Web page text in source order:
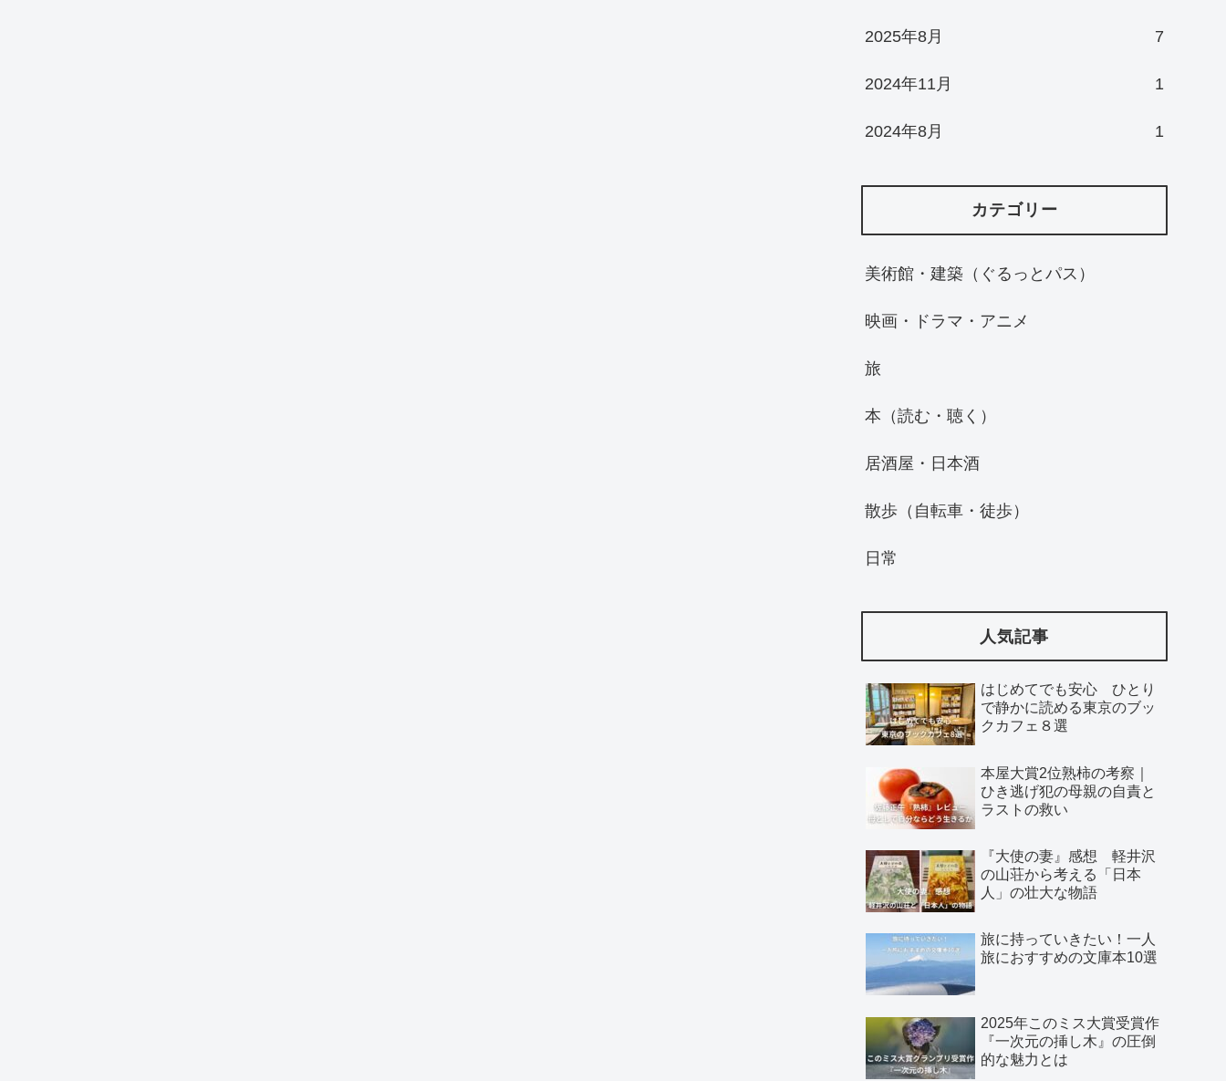
2025年8月 7
2024年11月 1
2024年8月 1
カテゴリー
美術館・建築（ぐるっとパス）
映画・ドラマ・アニメ
旅
本（読む・聴く）
居酒屋・日本酒
散歩（自転車・徒歩）
日常
人気記事
はじめてでも安心 ひとり
で静かに読める東京のブッ
クカフェ８選
本屋大賞2位熟柿の考察｜
ひき逃げ犯の母親の自責と
ラストの救い
『大使の妻』感想 軽井沢
の山荘から考える「日本
人」の壮大な物語
旅に持っていきたい！一人
旅におすすめの文庫本10選
2025年このミス大賞受賞作
『一次元の挿し木』の圧倒
的な魅力とは